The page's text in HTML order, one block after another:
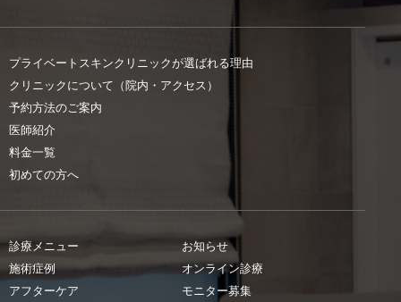
プライベートスキンクリニックが選ばれる理由
クリニックについて（院内・アクセス）
予約方法のご案内
医師紹介
料金一覧
初めての方へ
診療メニュー
施術症例
アフターケア
お知らせ
オンライン診療
モニター募集